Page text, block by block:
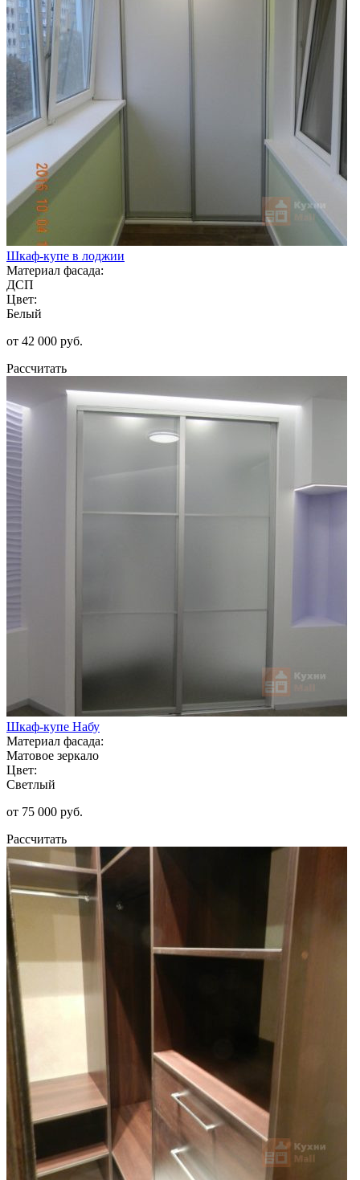
Шкаф-купе в лоджии
Материал фасада:
ДСП
Цвет:
Белый
от 42 000 руб.
Рассчитать
Шкаф-купе Набу
Материал фасада:
Матовое зеркало
Цвет:
Светлый
от 75 000 руб.
Рассчитать